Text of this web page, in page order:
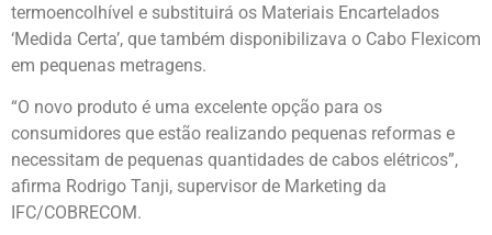
termoencolhível e substituirá os Materiais Encartelados
‘Medida Certa’, que também disponibilizava o Cabo Flexicom
em pequenas metragens.
“O novo produto é uma excelente opção para os
consumidores que estão realizando pequenas reformas e
necessitam de pequenas quantidades de cabos elétricos”,
afirma Rodrigo Tanji, supervisor de Marketing da
IFC/COBRECOM.